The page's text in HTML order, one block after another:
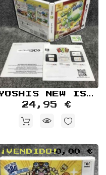
YOSHIS NEW ISLAND NINTENDO 3DS
24,95 €
-0,00 €
¡VENDIDO!